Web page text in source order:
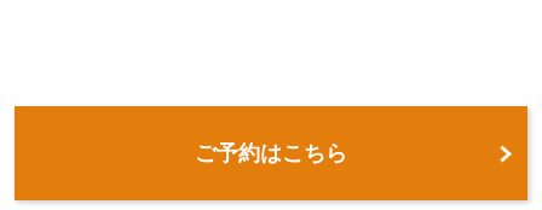
ご予約はこちら